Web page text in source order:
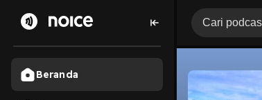
Beranda